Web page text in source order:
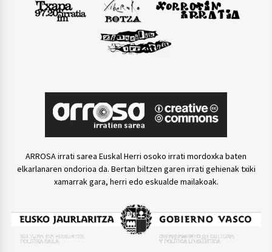
ARROSA irrati sarea Euskal Herri osoko irrati mordoxka baten
elkarlanaren ondorioa da. Bertan biltzen garen irrati gehienak txiki
xamarrak gara, herri edo eskualde mailakoak.